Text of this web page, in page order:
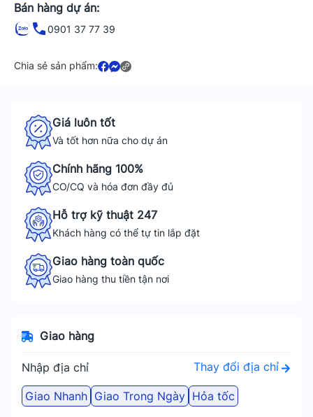
Bán hàng dự án:
0901 37 77 39
Chia sẻ sản phẩm:
Giá luôn tốt
Và tốt hơn nữa cho dự án
Chính hãng 100%
CO/CQ và hóa đơn đầy đủ
Hỗ trợ kỹ thuật 247
Khách hàng có thể tự tin lắp đặt
Giao hàng toàn quốc
Giao hàng thu tiền tận nơi
Giao hàng
Nhập địa chỉ Thay đổi địa chỉ
Giao Nhanh Giao Trong Ngày Hỏa tốc